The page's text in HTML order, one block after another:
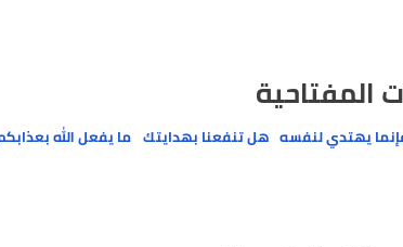
هل الإرادة البشرية بمنأى عن الإرادة الإلهية؟